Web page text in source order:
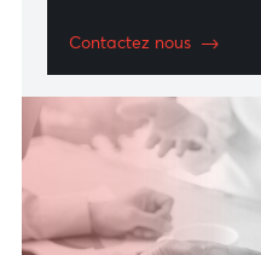
En agence
Trouvez l’agence